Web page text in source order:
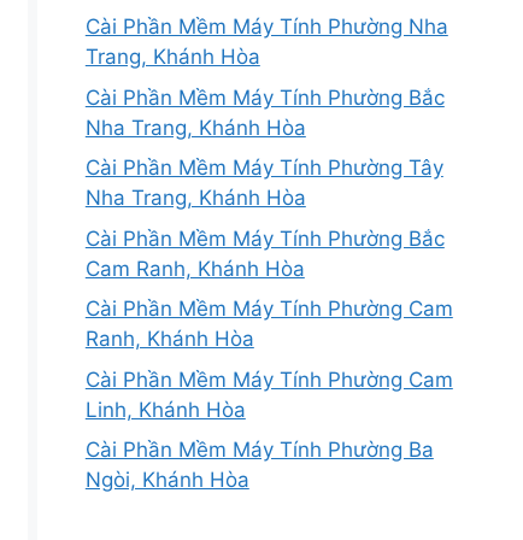
Cài Phần Mềm Máy Tính Phường Nha
Trang, Khánh Hòa
Cài Phần Mềm Máy Tính Phường Bắc
Nha Trang, Khánh Hòa
Cài Phần Mềm Máy Tính Phường Tây
Nha Trang, Khánh Hòa
Cài Phần Mềm Máy Tính Phường Bắc
Cam Ranh, Khánh Hòa
Cài Phần Mềm Máy Tính Phường Cam
Ranh, Khánh Hòa
Cài Phần Mềm Máy Tính Phường Cam
Linh, Khánh Hòa
Cài Phần Mềm Máy Tính Phường Ba
Ngòi, Khánh Hòa